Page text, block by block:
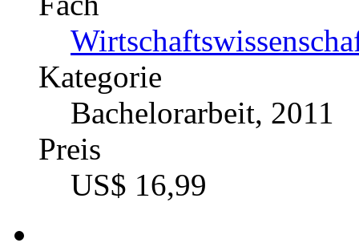
Kategorie
Bachelorarbeit, 2011
Preis
US$ 16,99